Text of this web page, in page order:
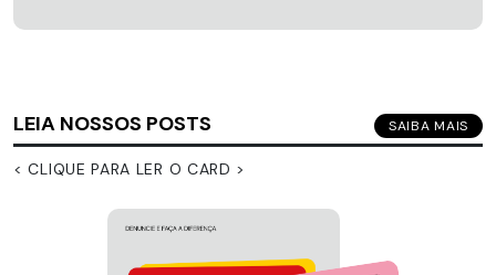
LEIA NOSSOS POSTS SAIBA MAIS
< CLIQUE PARA LER O CARD >